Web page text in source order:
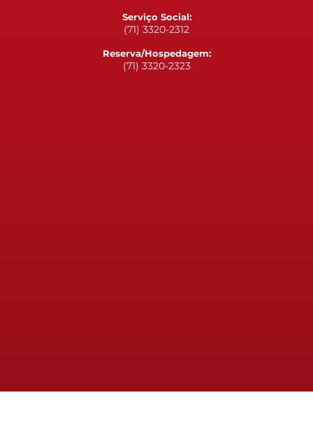
Serviço Social:
(71) 3320-2312
Reserva/Hospedagem:
(71) 3320-2323